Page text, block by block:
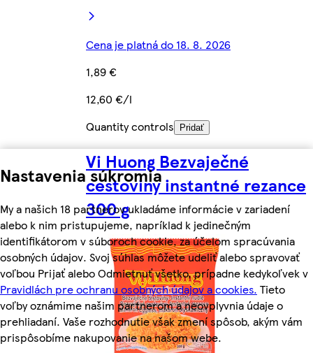
Nastavenia súkromia
My a našich 18 partnerov ukladáme informácie v zariadení
alebo k nim pristupujeme, napríklad k jedinečným
identifikátorom v súboroch cookie, za účelom spracúvania
osobných údajov. Svoj súhlas môžete udeliť alebo spravovať
voľbou Prijať alebo Odmietnuť všetko, prípadne kedykoľvek v
Pravidlách pre ochranu osobných údajov a cookies. Tieto
voľby oznámime našim partnerom a neovplyvnia údaje o
prehliadaní. Vaše rozhodnutie však zmení spôsob, akým vám
prispôsobíme nakupovanie na našom webe.
Cena je platná do 18. 8. 2026
1,89 €
12,60 €/l
Quantity controls
Pridať
Vi Huong Bezvaječné
cestoviny instantné rezance
300 g